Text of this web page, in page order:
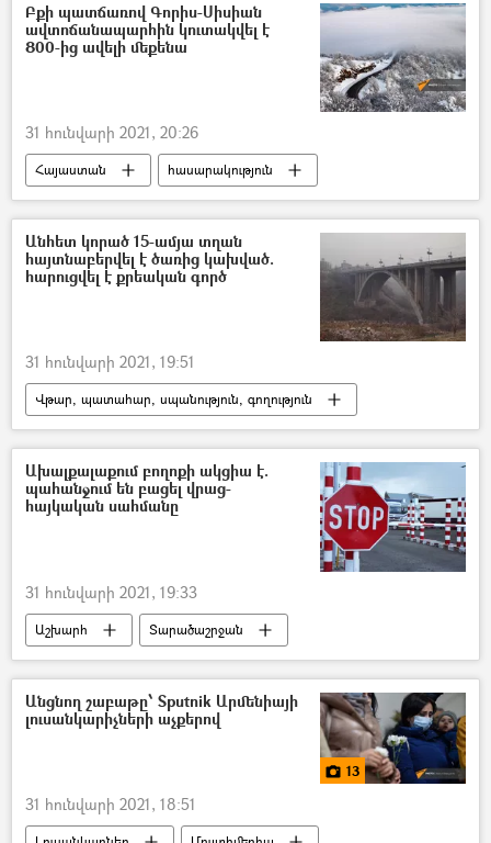
Բքի պատճառով Գորիս-Սիսիան
ավտոճանապարհին կուտակվել է
800-ից ավելի մեքենա
31 հունվարի 2021, 20:26
Հայաստան
հասարակություն
Ճանապարհ
ձյուն
ՀՀ արտակարգ իրավիճակների նախարարություն (ԱԻՆ)
Անհետ կորած 15-ամյա տղան
հայտնաբերվել է ծառից կախված.
հարուցվել է քրեական գործ
31 հունվարի 2021, 19:51
Վթար, պատահար, սպանություն, գողություն
Հայաստան
Պատահարներ
Կիևյան կամուրջ
ինքնասպանություն
անհետ կորած
Ախալքալաքում բողոքի ակցիա է.
պահանջում են բացել վրաց-
հայկական սահմանը
31 հունվարի 2021, 19:33
Աշխարհ
Տարածաշրջան
Ախալքալաք
Վրաստանի Հանրապետություն
Բողոքի ակցիա
Սահման
Անցնող շաբաթը՝ Sputnik Արմենիայի
լուսանկարիչների աչքերով
13
31 հունվարի 2021, 18:51